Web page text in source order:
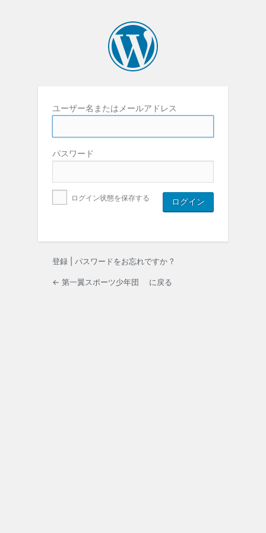
ユーザー名またはメールアドレス
パスワード
ログイン状態を保存する
登録 パスワードをお忘れですか ?
← 第一翼スポーツ少年団 に戻る